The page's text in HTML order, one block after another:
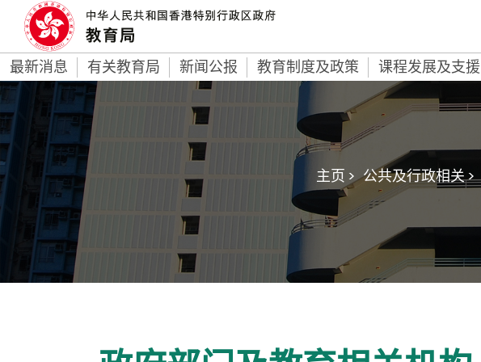
最新消息 有关教育局 新闻公报 教育制度及政策 课程发展及支援
主页 > 公共及行政相关 >